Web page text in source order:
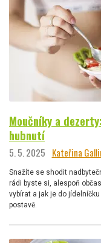
Moučníky a
hubnutí
5. 5. 2025 Kateřina
Snažíte se shodit
rádi byste si, alespoň
vybírat a jak je do
postavě.